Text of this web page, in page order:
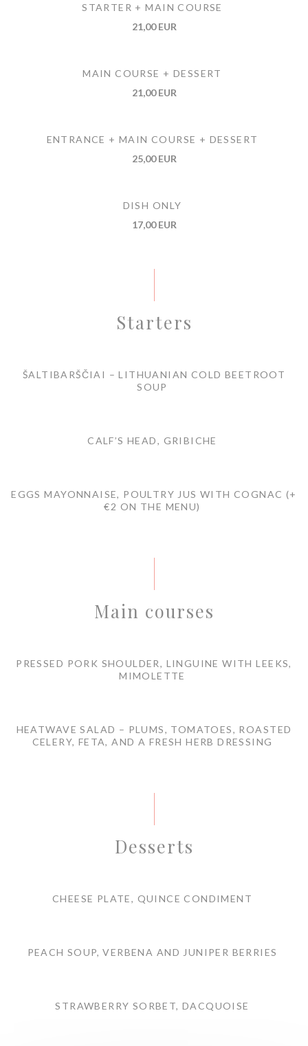
STARTER + MAIN COURSE
21,00 EUR
MAIN COURSE + DESSERT
21,00 EUR
ENTRANCE + MAIN COURSE + DESSERT
25,00 EUR
DISH ONLY
17,00 EUR
Starters
ŠALTIBARŠČIAI – LITHUANIAN COLD BEETROOT
SOUP
CALF’S HEAD, GRIBICHE
EGGS MAYONNAISE, POULTRY JUS WITH COGNAC (+
€2 ON THE MENU)
Main courses
PRESSED PORK SHOULDER, LINGUINE WITH LEEKS,
MIMOLETTE
HEATWAVE SALAD – PLUMS, TOMATOES, ROASTED
CELERY, FETA, AND A FRESH HERB DRESSING
Desserts
CHEESE PLATE, QUINCE CONDIMENT
PEACH SOUP, VERBENA AND JUNIPER BERRIES
STRAWBERRY SORBET, DACQUOISE